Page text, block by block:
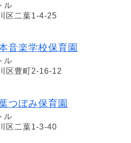
ル
区二葉1-4-25
音楽学校保育園
ル
区豊町2-16-12
つぼみ保育園
ル
区二葉1-3-40